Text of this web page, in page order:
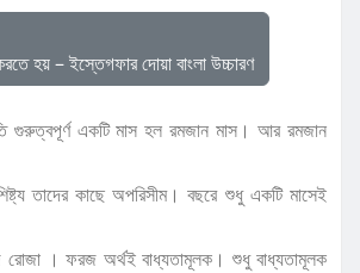
হয় – ইস্তেগফার দোয়া বাংলা উচ্চারণ
গুরুত্বপূর্ণ একটি মাস হল রমজান মাস। আর রমজান
তাদের কাছে অপরিসীম। বছরে শুধু একটি মাসেই
। ফরজ অর্থই বাধ্যতামূলক। শুধু বাধ্যতামূলক